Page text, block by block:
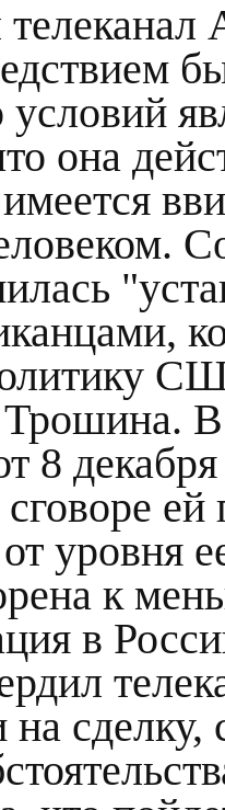
она
Трошина.
8
уровня
к
в
на